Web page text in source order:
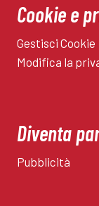
Cookie e
Gestisci Cookie
Modifica la
Diventa
Pubblicità